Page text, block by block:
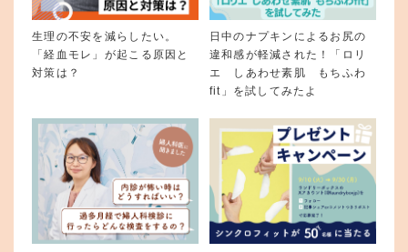
生理の不安を減らしたい。
「経血モレ」が起こる原因と
対策は？
日中のナプキンによるお尻の
違和感が軽減された！「ロリ
エ しあわせ素肌 もちふわ
fit」を試してみたよ